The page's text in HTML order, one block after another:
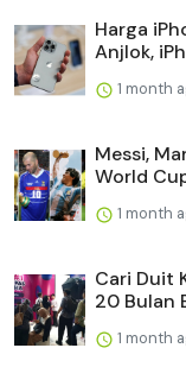
Harga
Anjlok,
1 month
Messi,
World
1 month
Cari Duit
20 Bulan
1 month